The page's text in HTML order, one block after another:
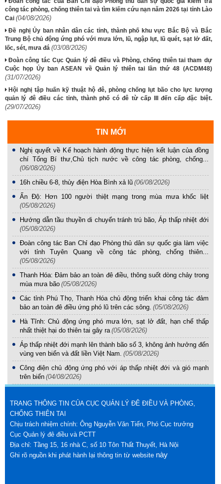
công tác phòng, chống thiên tai và tìm kiếm cứu nạn năm 2026 tại tỉnh Lào
Cai (04/08/2026)
Đề nghị Ủy ban nhân dân các tỉnh, thành phố khu vực Bắc Bộ và Bắc
Trung Bộ chủ động ứng phó với mưa lớn, lũ, ngập lụt, lũ quét, sạt lở đất,
lốc, sét, mưa đá (03/08/2026)
Đoàn công tác Cục Quản lý đê điều và Phòng, chống thiên tai tham dự
Cuộc họp Ủy ban ASEAN về Quản lý thiên tai lần thứ 48 (ACDM48)
(31/07/2026)
Hội nghị tập huấn kỹ thuật hộ đê, phòng chống lụt bão cho lực lượng
quản lý đê điều các tỉnh, thành phố có đê từ cấp III đến cấp đặc biệt.
(29/07/2026)
TIN MỚI
Nghị quyết về Kế hoạch hành động thực hiện kết luận của đồng
chí Tổng Bí thư,Chủ tịch nước về công tác phòng, chống...
(06/08/2026)
16h chiều 6-8, thủy điện Hòa Bình xả lũ (06/08/2026)
Ấn Độ: Hơn 100 người thiệt mạng trong mùa mưa khốc liệt
(05/08/2026)
Hướng dẫn tầu thuyền di chuyển tránh trú bão, Áp thấp nhiệt đới
(05/08/2026)
Đoàn công tác Ban Chỉ đạo Phòng thủ dân sự quốc gia làm việc
với tỉnh Tuyên Quang về công tác phòng, chống thiên...
(05/08/2026)
Thanh Hóa: Đảm bảo an toàn đê điều, thông suốt dòng chảy trong
mùa mưa bão (05/08/2026)
Các tỉnh Phú Thọ, Thanh Hóa chủ động triển khai công tác đảm
bảo an toàn đê điều ứng phó lũ trên các sông. (05/08/2026)
Hà Tĩnh: Chủ động ứng phó mưa lớn, sạt lở đất, hạn chế thấp
nhất thiệt hại do thiên tai gây ra (05/08/2026)
Áp thấp nhiệt đới mạnh lên thành bão số 3, không ảnh hưởng đến
vùng ven biển và đất liền Việt Nam. (05/08/2026)
Công điện chủ động ứng phó với áp thấp nhiệt đới và gió mạnh
trên biển (04/08/2026)
TRANG THÔNG TIN CỦA CỤC QUẢN LÝ ĐÊ ĐIỀU VÀ PHÒNG,
CHỐNG THIÊN TAI
Chịu trách nhiệm chính: Ông Nguyễn Văn Tiến, Phó Cục trưởng
Cục Quản lý đê điều và PCTT
Địa chỉ: Tầng 15, 16 nhà C, số 10 Tôn Thất Thuyết, Hà Nội
Ghi rõ nguồn khi phát hành lại thông tin từ website này